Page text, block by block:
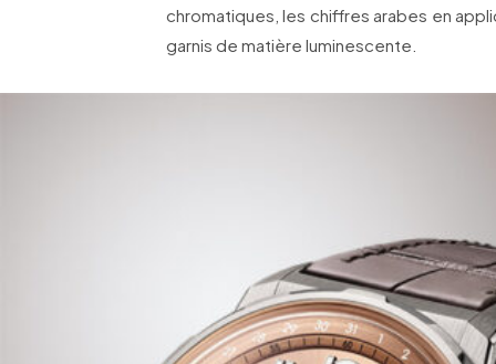
chromatiques, les chiffres arabes en
garnis de matière luminescente.